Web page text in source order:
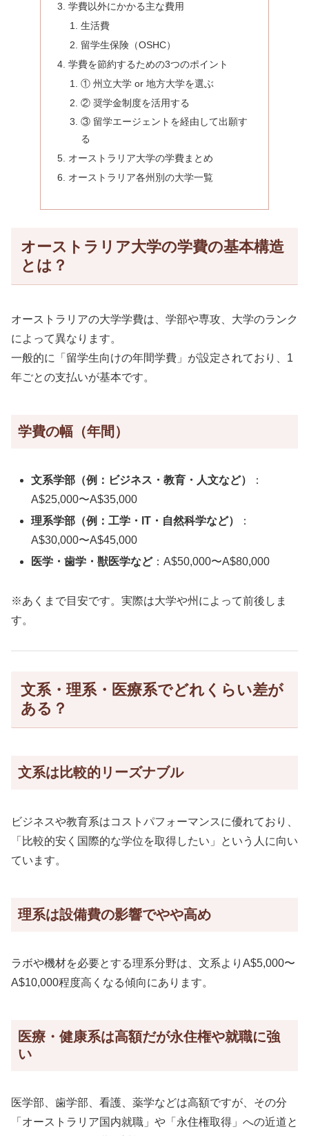
学費以外にかかる主な費用
生活費
留学生保険（OSHC）
学費を節約するための3つのポイント
① 州立大学 or 地方大学を選ぶ
② 奨学金制度を活用する
③ 留学エージェントを経由して出願す
る
オーストラリア大学の学費まとめ
オーストラリア各州別の大学一覧
オーストラリア大学の学費の基本構造
とは？
オーストラリアの大学学費は、学部や専攻、大学のランク
によって異なります。
一般的に「留学生向けの年間学費」が設定されており、1
年ごとの支払いが基本です。
学費の幅（年間）
文系学部（例：ビジネス・教育・人文など）
：
A$25,000〜A$35,000
理系学部（例：工学・IT・自然科学など）
：
A$30,000〜A$45,000
医学・歯学・獣医学など：A$50,000〜A$80,000
※あくまで目安です。実際は大学や州によって前後しま
す。
文系・理系・医療系でどれくらい差が
ある？
文系は比較的リーズナブル
ビジネスや教育系はコストパフォーマンスに優れており、
「比較的安く国際的な学位を取得したい」という人に向い
ています。
理系は設備費の影響でやや高め
ラボや機材を必要とする理系分野は、文系よりA$5,000〜
A$10,000程度高くなる傾向にあります。
医療・健康系は高額だが永住権や就職に強
い
医学部、歯学部、看護、薬学などは高額ですが、その分
「オーストラリア国内就職」や「永住権取得」への近道と